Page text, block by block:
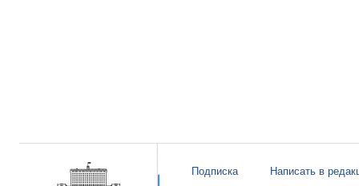
Подписка
Написать в